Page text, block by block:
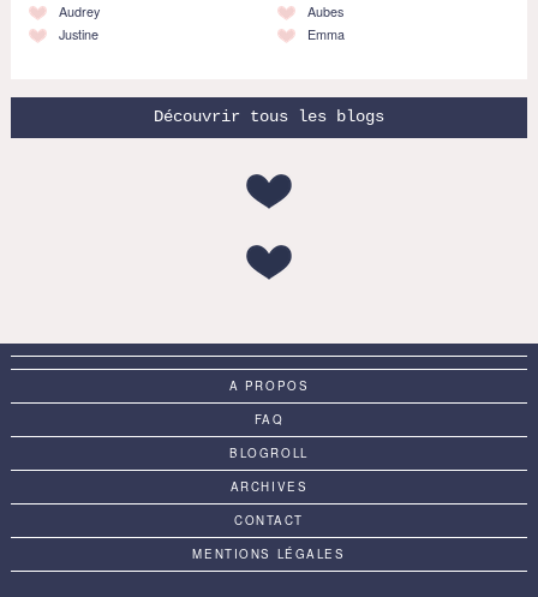
Audrey
Justine
Aubes
Emma
Découvrir tous les blogs
A PROPOS
FAQ
BLOGROLL
ARCHIVES
CONTACT
MENTIONS LÉGALES